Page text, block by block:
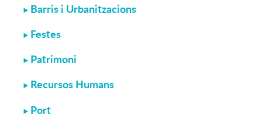
Barris i Urbanitzacions
Festes
Patrimoni
Recursos Humans
Port